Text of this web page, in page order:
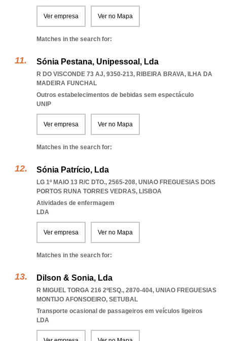
Ver empresa Ver no Mapa
Matches in the search for:
Sónia Pestana, Unipessoal, Lda
R DO VISCONDE 73 AJ, 9350-213, RIBEIRA BRAVA, ILHA DA
MADEIRA FUNCHAL
Outros estabelecimentos de bebidas sem espectáculo
UNIP
Ver empresa Ver no Mapa
Matches in the search for:
Sónia Patrício, Lda
LG 1º MAIO 13 R/C DTO., 2565-208, UNIAO FREGUESIAS DOIS
PORTOS RUNA TORRES VEDRAS, LISBOA
Atividades de enfermagem
LDA
Ver empresa Ver no Mapa
Matches in the search for:
Dilson & Sonia, Lda
R MIGUEL TORGA 216 2ºESQ., 2870-404, UNIAO FREGUESIAS
MONTIJO AFONSOEIRO, SETUBAL
Transporte ocasional de passageiros em veículos ligeiros
LDA